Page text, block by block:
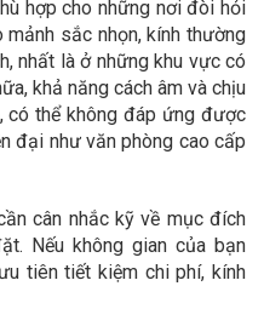
hợp cho những nơi đòi hỏi
sắc nhọn, kính thường
nhất là ở những khu vực có
khả năng cách âm và chịu
có thể không đáp ứng được
đại như văn phòng cao cấp
cân nhắc kỹ về mục đích
Nếu không gian của bạn
tiên tiết kiệm chi phí, kính